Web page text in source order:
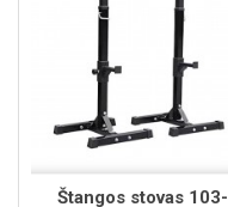
Štangos stovas 103-